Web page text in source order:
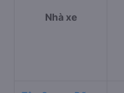
Nhà xe